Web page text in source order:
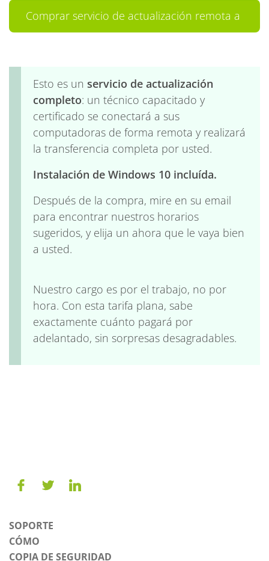
Comprar servicio de actualización remota a
Esto es un servicio de actualización
completo: un técnico capacitado y
certificado se conectará a sus
computadoras de forma remota y realizará
la transferencia completa por usted.
Instalación de Windows 10 incluída.
Después de la compra, mire en su email
para encontrar nuestros horarios
sugeridos, y elija un ahora que le vaya bien
a usted.
Nuestro cargo es por el trabajo, no por
hora. Con esta tarifa plana, sabe
exactamente cuánto pagará por
adelantado, sin sorpresas desagradables.
SOPORTE
CÓMO
COPIA DE SEGURIDAD